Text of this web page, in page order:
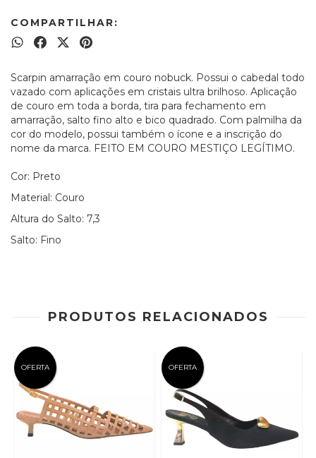
COMPARTILHAR:
Scarpin amarração em couro nobuck. Possui o cabedal todo
vazado com aplicações em cristais ultra brilhoso. Aplicação
de couro em toda a borda, tira para fechamento em
amarração, salto fino alto e bico quadrado. Com palmilha da
cor do modelo, possui também o ícone e a inscrição do
nome da marca. FEITO EM COURO MESTIÇO LEGÍTIMO.
Cor: Preto
Material: Couro
Altura do Salto: 7,3
Salto: Fino
PRODUTOS RELACIONADOS
OFERTA OFERTA